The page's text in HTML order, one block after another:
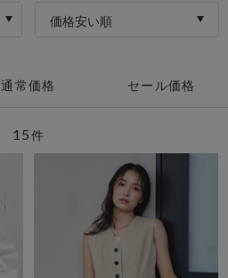
価格安い順
通常価格 セール価格
15件